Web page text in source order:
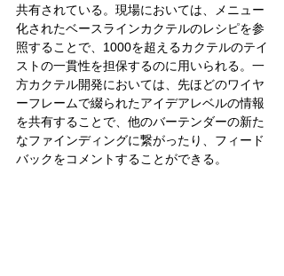
共有されている。現場においては、メニュー
化されたベースラインカクテルのレシピを参
照することで、1000を超えるカクテルのテイ
ストの一貫性を担保するのに用いられる。一
方カクテル開発においては、先ほどのワイヤ
ーフレームで綴られたアイデアレベルの情報
を共有することで、他のバーテンダーの新た
なファインディングに繋がったり、フィード
バックをコメントすることができる。